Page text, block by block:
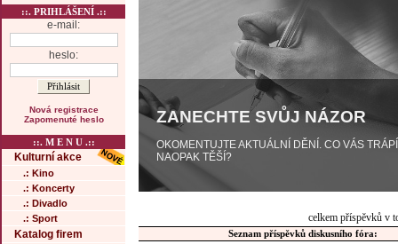
::. PRIHLÁŠENÍ .::
e-mail:
heslo:
Nová registrace
Zapomenuté heslo
::. M E N U .::
Kulturní akce
.: Kino
.: Koncerty
.: Divadlo
.: Sport
Katalog firem
ZANECHTE SVŮJ NÁZOR
OKOMENTUJTE AKTUÁLNÍ DĚNÍ. CO VÁS
NAOPAK TĚŠÍ?
celkem příspěvků v
Seznam příspěvků diskusního fóra: